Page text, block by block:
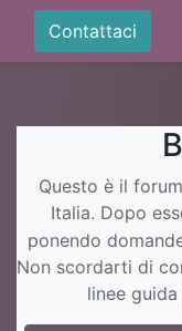
Contattaci
Questo è il
Italia. Dopo
ponendo
Non scordarti di
linee